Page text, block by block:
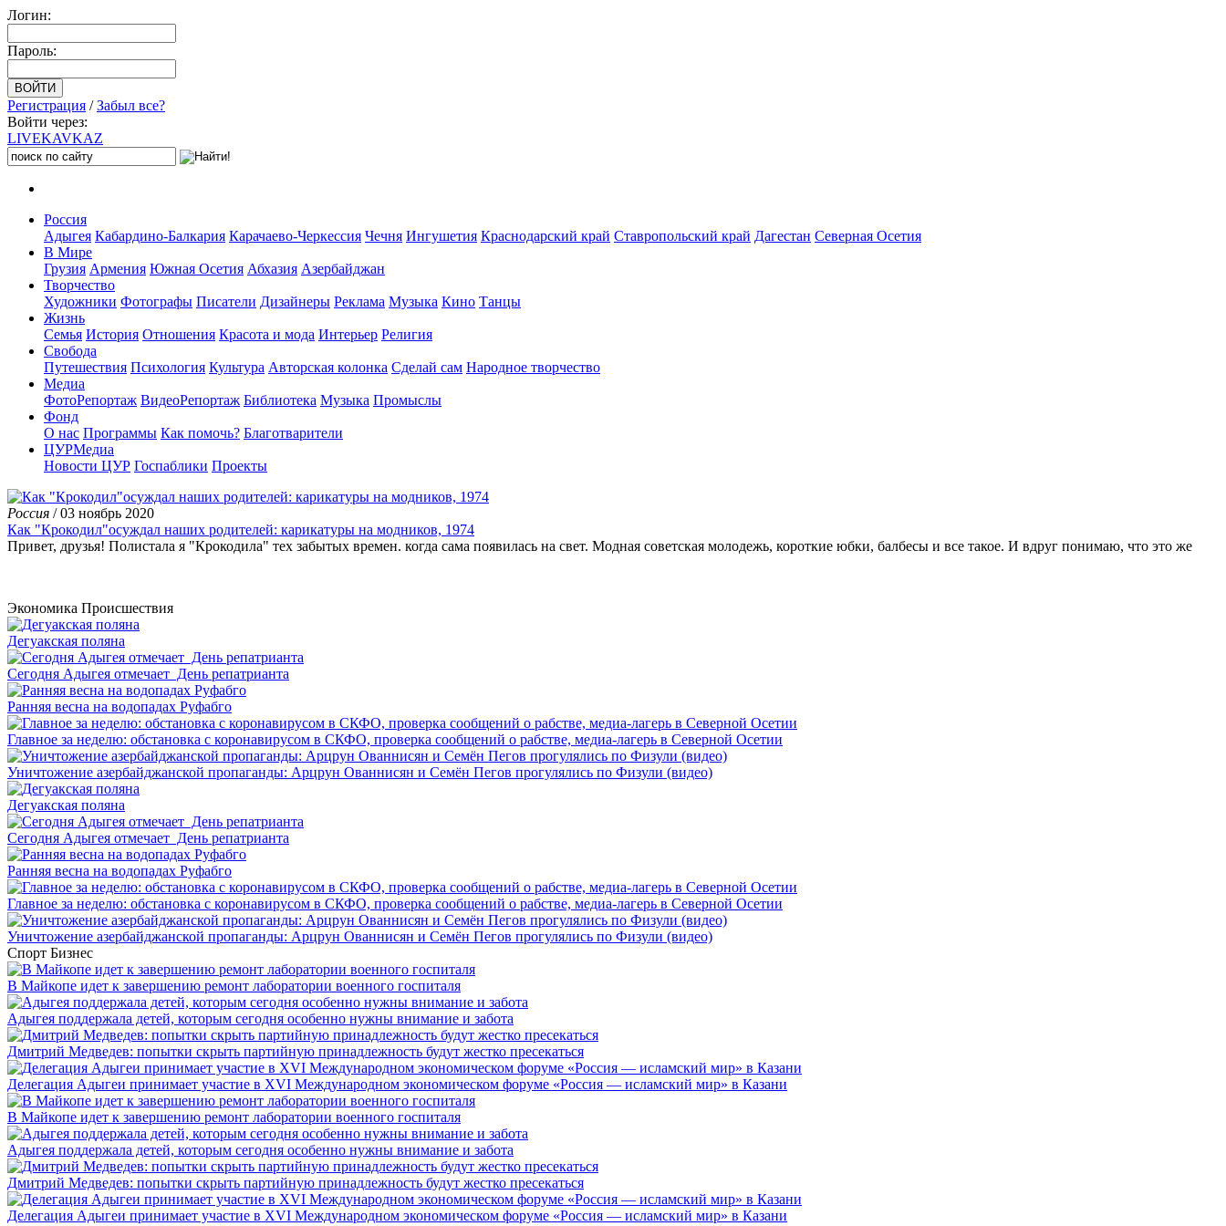
Логин:
Пароль:
Регистрация /Забыл все?
Войти через:
LIVEKAVKAZ
Россия
Адыгея Кабардино-Балкария Карачаево-Черкессия Чечня Ингушетия Краснодарский край Ставропольский край Дагестан Северная Осетия
В Мире
Грузия Армения Южная Осетия Абхазия Азербайджан
Творчество
Художники Фотографы Писатели Дизайнеры Реклама Музыка Кино Танцы
Жизнь
Семья История Отношения Красота и мода Интерьер Религия
Свобода
Путешествия Психология Культура Авторская колонка Сделай сам Народное творчество
Медиа
ФотоРепортаж ВидеоРепортаж Библиотека Музыка Промыслы
Фонд
О нас Программы Как помочь? Благотварители
ЦУРМедиа
Новости ЦУР Госпаблики Проекты
Россия / 03 ноябрь 2020
Как "Крокодил"осуждал наших родителей: карикатуры на модников, 1974
Привет, друзья! Полистала я "Крокодила" тех забытых времен. когда сама появилась на свет. Модная советская молодежь, короткие юбки, балбесы и все такое. И вдруг понимаю, что это же
Экономика Происшествия
Дегуакская поляна
Сегодня Адыгея отмечает День репатрианта
Ранняя весна на водопадах Руфабго
Главное за неделю: обстановка с коронавирусом в СКФО, проверка сообщений о рабстве, медиа-лагерь в Северной Осетии
Уничтожение азербайджанской пропаганды: Арцрун Ованнисян и Семён Пегов прогулялись по Физули (видео)
Дегуакская поляна
Сегодня Адыгея отмечает День репатрианта
Ранняя весна на водопадах Руфабго
Главное за неделю: обстановка с коронавирусом в СКФО, проверка сообщений о рабстве, медиа-лагерь в Северной Осетии
Уничтожение азербайджанской пропаганды: Арцрун Ованнисян и Семён Пегов прогулялись по Физули (видео)
Спорт Бизнес
В Майкопе идет к завершению ремонт лаборатории военного госпиталя
Адыгея поддержала детей, которым сегодня особенно нужны внимание и забота
Дмитрий Медведев: попытки скрыть партийную принадлежность будут жестко пресекаться
Делегация Адыгеи принимает участие в XVI Международном экономическом форуме «Россия — исламский мир» в Казани
В Майкопе идет к завершению ремонт лаборатории военного госпиталя
Адыгея поддержала детей, которым сегодня особенно нужны внимание и забота
Дмитрий Медведев: попытки скрыть партийную принадлежность будут жестко пресекаться
Делегация Адыгеи принимает участие в XVI Международном экономическом форуме «Россия — исламский мир» в Казани